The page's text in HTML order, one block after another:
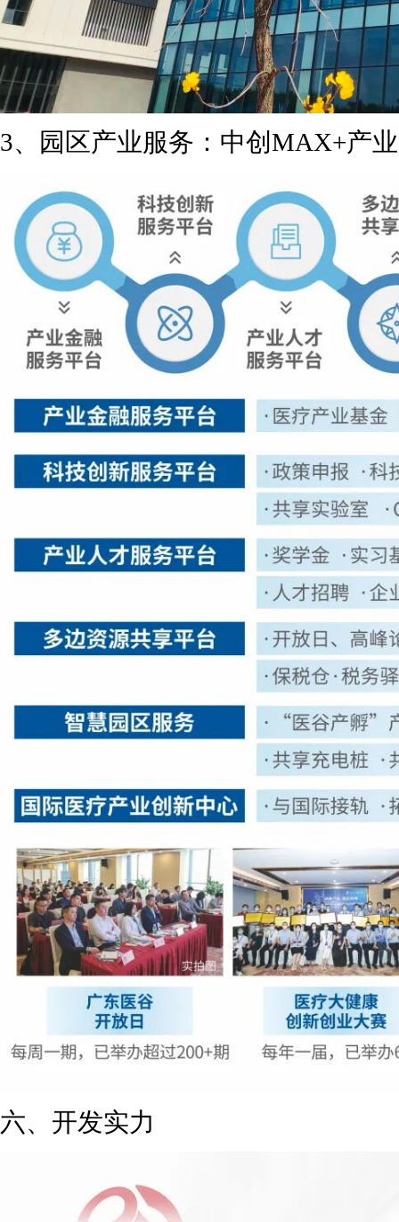
3、园区产业服务：中创MAX+产
六、开发实力